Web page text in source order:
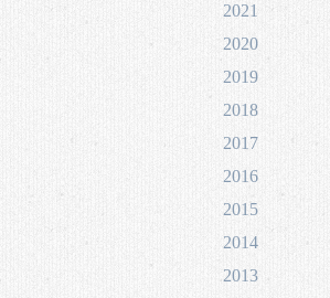
2021
2020
2019
2018
2017
2016
2015
2014
2013